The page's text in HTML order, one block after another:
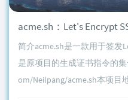
acme.sh：Let's Encrypt
简介acme.sh是一款用于签发
是原项目的生成证书指令的
om/Neilpang/acme.sh本项目